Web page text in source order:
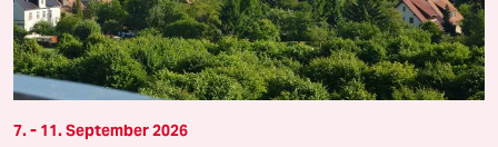
7. - 11. September 2026